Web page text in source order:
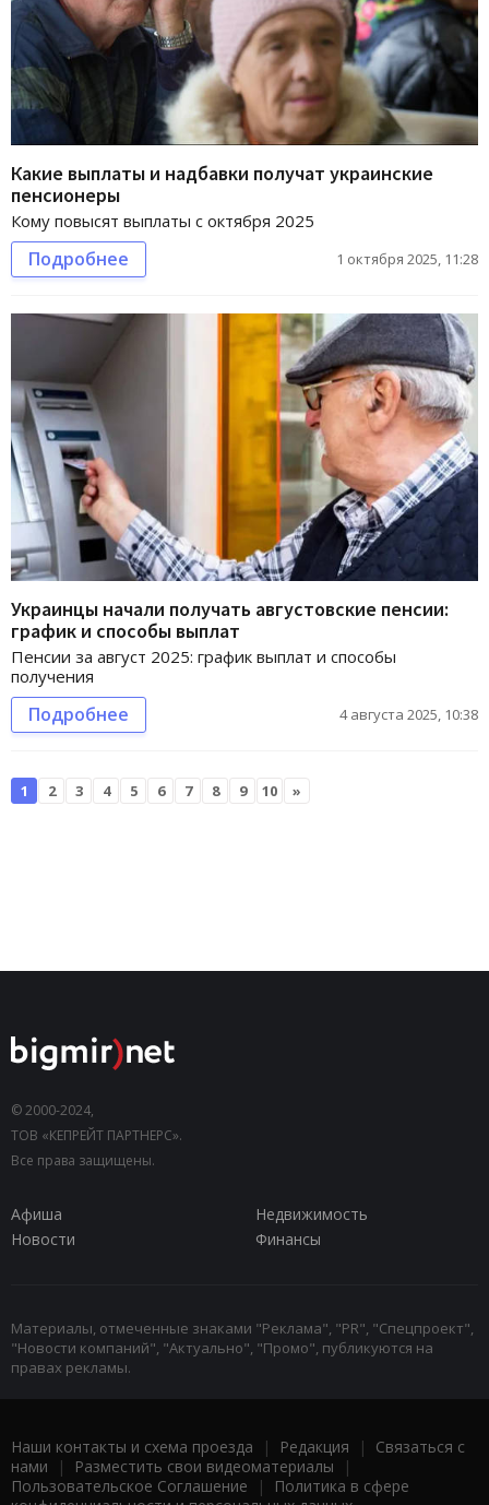
Какие выплаты и надбавки получат украинские
пенсионеры
Кому повысят выплаты с октября 2025
Подробнее 1 октября 2025, 11:28
Украинцы начали получать августовские пенсии:
график и способы выплат
Пенсии за август 2025: график выплат и способы
получения
Подробнее 4 августа 2025, 10:38
1 2 3 4 5 6 7 8 9 10 »
© 2000-2024,
ТОВ «КЕПРЕЙТ ПАРТНЕРС».
Все права защищены.
Афиша
Недвижимость
Новости
Финансы
Материалы, отмеченные знаками "Реклама", "PR", "Спецпроект",
"Новости компаний", "Актуально", "Промо", публикуются на
правах рекламы.
Наши контакты и схема проезда | Редакция | Связаться с
нами | Разместить свои видеоматериалы |
Пользовательское Соглашение |
Политика в сфере